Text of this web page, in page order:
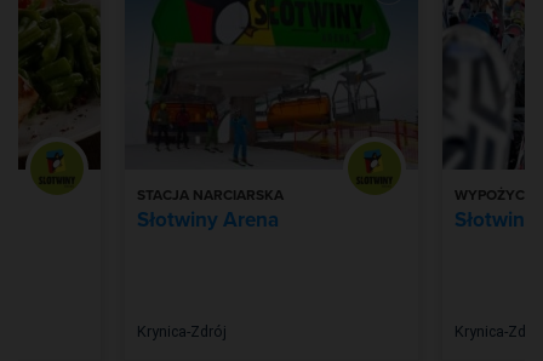
STACJA NARCIARSKA
Słotwiny Arena
Krynica-Zdrój Krynica-Zdrój